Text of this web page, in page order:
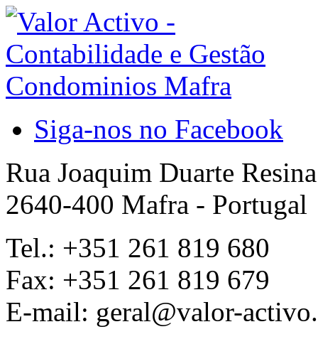
Siga-nos no Facebook
Rua Joaquim Duarte
2640-400 Mafra - Portugal
Tel.: +351 261 819 680
Fax: +351 261 819 679
E-mail: geral@valor-